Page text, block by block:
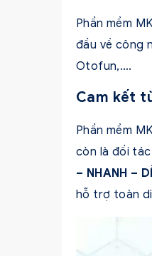
Phần mềm
đầu về công
Otofun,….
Cam kết
Phần mềm
còn là đối
– NHANH –
hỗ trợ toàn